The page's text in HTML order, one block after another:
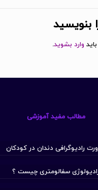
بنویسید
وارد بشوید.
مطالب مفید آموزشی
رادیوگرافی دندان در کودکان
سفالومتری چیست ؟